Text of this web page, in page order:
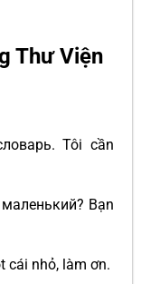
Thư Viện
Tôi cần
Bạn
cái nhỏ, làm ơn.